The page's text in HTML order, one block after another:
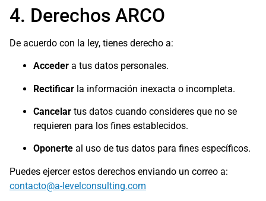
4. Derechos ARCO
De acuerdo con la ley, tienes derecho a:
Acceder a tus datos personales.
Rectificar la información inexacta o incompleta.
Cancelar tus datos cuando consideres que no se
requieren para los fines establecidos.
Oponerte al uso de tus datos para fines específicos.
Puedes ejercer estos derechos enviando un correo a:
contacto@a-levelconsulting.com